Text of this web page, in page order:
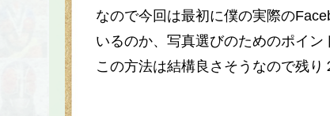
なので今回は最初に僕の実際の
いるのか、写真選びのためのポイ
この方法は結構良さそうなので残